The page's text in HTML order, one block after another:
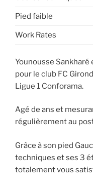
Pied faible
Work Rates
Younousse
pour le club FC
Ligue 1 Conforama.
Agé de ans et
régulièrement au
Grâce à son pied
techniques et ses 3
totalement vous